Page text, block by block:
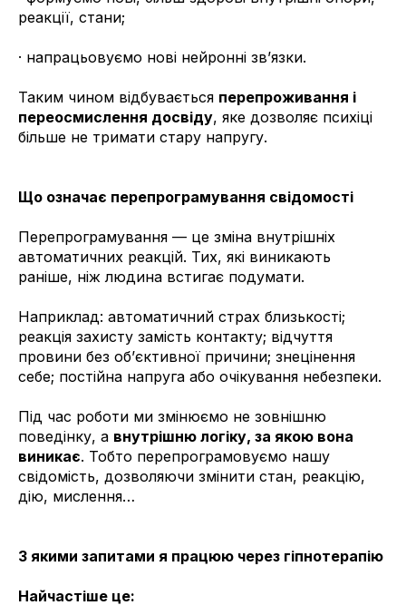
реакції, стани;
· напрацьовуємо нові нейронні зв’язки.
Таким чином відбувається перепроживання і
переосмислення досвіду, яке дозволяє психіці
більше не тримати стару напругу.
Що означає перепрограмування свідомості
Перепрограмування — це зміна внутрішніх
автоматичних реакцій. Тих, які виникають
раніше, ніж людина встигає подумати.
Наприклад: автоматичний страх близькості;
реакція захисту замість контакту; відчуття
провини без об’єктивної причини; знецінення
себе; постійна напруга або очікування небезпеки.
Під час роботи ми змінюємо не зовнішню
поведінку, а внутрішню логіку, за якою вона
виникає. Тобто перепрограмовуємо нашу
свідомість, дозволяючи змінити стан, реакцію,
дію, мислення…
З якими запитами я працюю через гіпнотерапію
Найчастіше це: